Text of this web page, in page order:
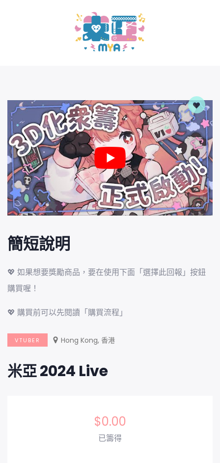
簡短說明
💖 如果想要獎勵商品，要在使用下面「選擇此回報」按鈕
購買喔！
💖 購買前可以先閱讀「購買流程」
VTUBER Hong Kong, 香港
米亞 2024 Live
$0.00
已籌得